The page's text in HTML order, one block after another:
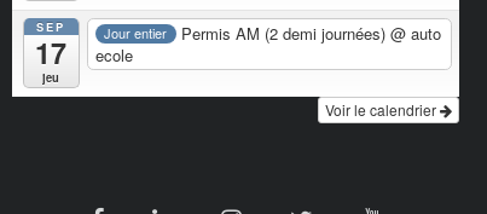
SEP
17
jeu
Jour entier Permis AM (2 demi journées)@ auto
ecole
Voir le calendrier